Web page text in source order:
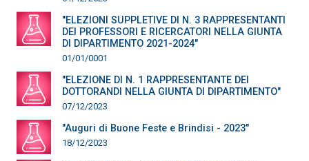
"ELEZIONI SUPPLETIVE DI N. 3 RAPPRESENTANTI
DEI PROFESSORI E RICERCATORI NELLA GIUNTA
DI DIPARTIMENTO 2021-2024"
01/01/0001
"ELEZIONE DI N. 1 RAPPRESENTANTE DEI
DOTTORANDI NELLA GIUNTA DI DIPARTIMENTO"
07/12/2023
"Auguri di Buone Feste e Brindisi - 2023"
18/12/2023